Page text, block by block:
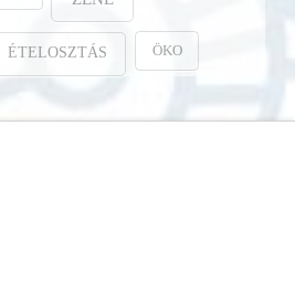
ÉTELOSZTÁS ÖKO